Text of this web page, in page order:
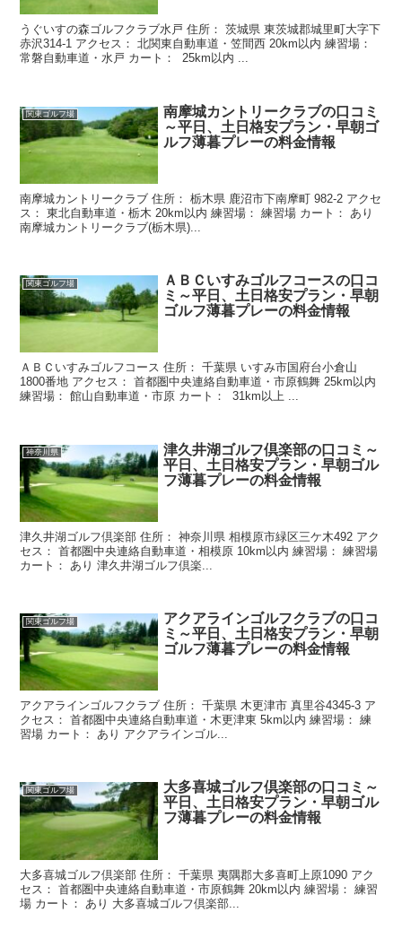
うぐいすの森ゴルフクラブ水戸 住所： 茨城県 東茨城郡城里町大字下
赤沢314-1 アクセス： 北関東自動車道・笠間西 20km以内 練習場：
常磐自動車道・水戸 カート： 25km以内 ...
関東ゴルフ場
南摩城カントリークラブの口コミ
～平日、土日格安プラン・早朝ゴ
ルフ薄暮プレーの料金情報
南摩城カントリークラブ 住所： 栃木県 鹿沼市下南摩町 982-2 アクセ
ス： 東北自動車道・栃木 20km以内 練習場： 練習場 カート： あり
南摩城カントリークラブ(栃木県)...
関東ゴルフ場
ＡＢＣいすみゴルフコースの口コ
ミ～平日、土日格安プラン・早朝
ゴルフ薄暮プレーの料金情報
ＡＢＣいすみゴルフコース 住所： 千葉県 いすみ市国府台小倉山
1800番地 アクセス： 首都圏中央連絡自動車道・市原鶴舞 25km以内
練習場： 館山自動車道・市原 カート： 31km以上 ...
神奈川県
津久井湖ゴルフ倶楽部の口コミ～
平日、土日格安プラン・早朝ゴル
フ薄暮プレーの料金情報
津久井湖ゴルフ倶楽部 住所： 神奈川県 相模原市緑区三ケ木492 アク
セス： 首都圏中央連絡自動車道・相模原 10km以内 練習場： 練習場
カート： あり 津久井湖ゴルフ倶楽...
関東ゴルフ場
アクアラインゴルフクラブの口コ
ミ～平日、土日格安プラン・早朝
ゴルフ薄暮プレーの料金情報
アクアラインゴルフクラブ 住所： 千葉県 木更津市 真里谷4345-3 ア
クセス： 首都圏中央連絡自動車道・木更津東 5km以内 練習場： 練
習場 カート： あり アクアラインゴル...
関東ゴルフ場
大多喜城ゴルフ倶楽部の口コミ～
平日、土日格安プラン・早朝ゴル
フ薄暮プレーの料金情報
大多喜城ゴルフ倶楽部 住所： 千葉県 夷隅郡大多喜町上原1090 アク
セス： 首都圏中央連絡自動車道・市原鶴舞 20km以内 練習場： 練習
場 カート： あり 大多喜城ゴルフ倶楽部...